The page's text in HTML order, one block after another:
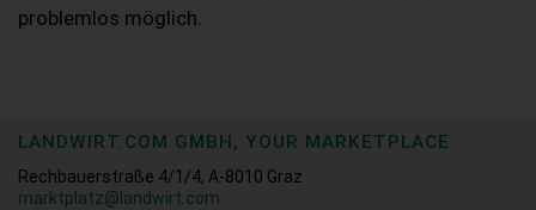
problemlos möglich.
LANDWIRT.COM GMBH, YOUR MARKETPLACE
Rechbauerstraße 4/1/4, A-8010 Graz
marktplatz@landwirt.com